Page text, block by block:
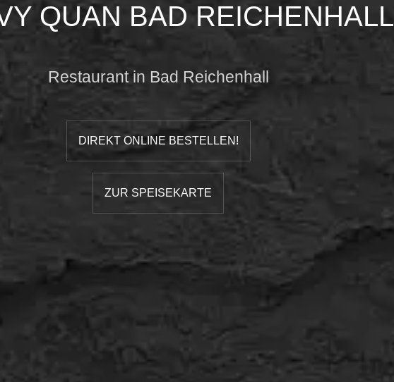
QUAN BAD REICHENHALL
Restaurant in Bad Reichenhall
DIREKT ONLINE BESTELLEN!
ZUR SPEISEKARTE